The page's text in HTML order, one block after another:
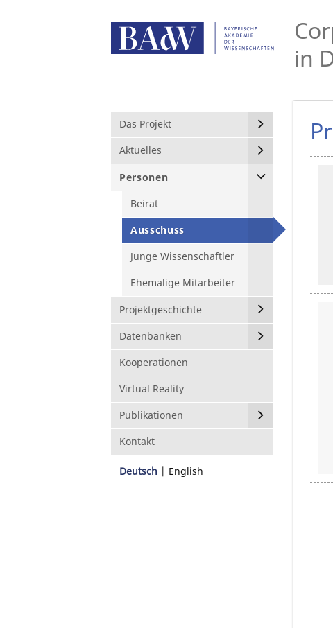
in
Das Projekt
Aktuelles
Personen
Beirat
Ausschuss
Junge Wissenschaftler
Ehemalige Mitarbeiter
Projektgeschichte
Datenbanken
Kooperationen
Virtual Reality
Publikationen
Kontakt
Deutsch English